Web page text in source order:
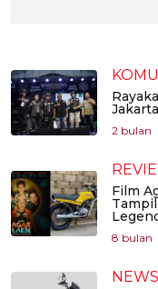
2 bulan
Film
8 bulan
NEWS